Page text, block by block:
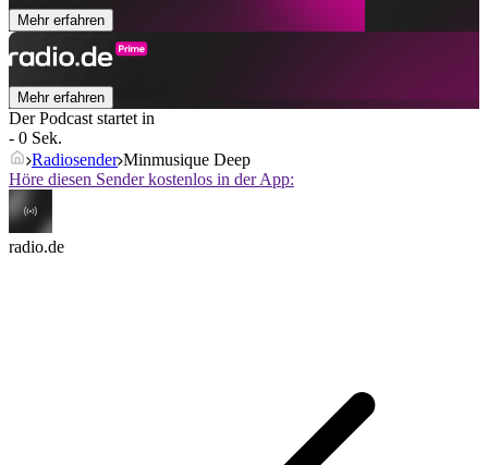
Mehr erfahren
Mehr erfahren
Der Podcast startet in
- 0 Sek.
Radiosender Minmusique Deep
Höre diesen Sender kostenlos in der App:
radio.de